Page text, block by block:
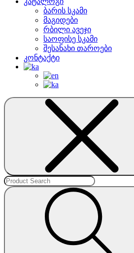
ბარის სკამი
მაგიდები
რბილი ავეჯი
საოფისე სკამი
შესანახი თაროები
კონტაქტი